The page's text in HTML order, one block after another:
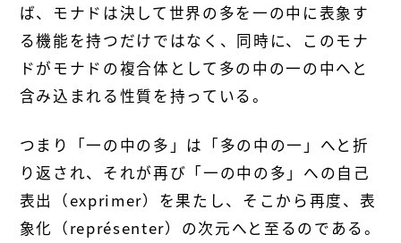
ば、モナドは決して世界の多を一の中に表象す
る機能を持つだけではなく、同時に、このモナ
ドがモナドの複合体として多の中の一の中へと
含み込まれる性質を持っている。
つまり「一の中の多」は「多の中の一」へと折
り返され、それが再び「一の中の多」への自己
表出（exprimer）を果たし、そこから再度、表
象化（représenter）の次元へと至るのである。